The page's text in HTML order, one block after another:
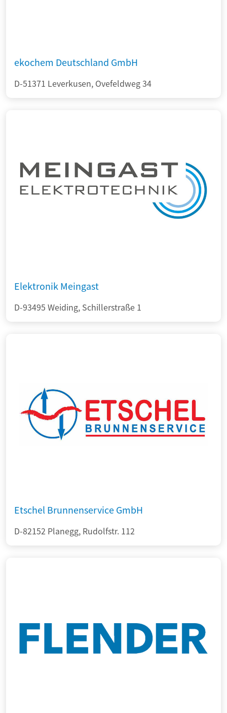
ekochem Deutschland GmbH
D-51371 Leverkusen, Ovefeldweg 34
Elektronik Meingast
D-93495 Weiding, Schillerstraße 1
Etschel Brunnenservice GmbH
D-82152 Planegg, Rudolfstr. 112